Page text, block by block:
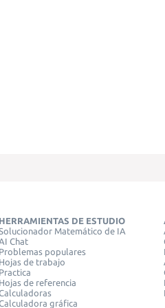
HERRAMIENTAS DE ESTUDIO
Matemático de IA
Chat
Problemas populares
Hojas de trabajo
Practica
Hojas de referencia
gráfica